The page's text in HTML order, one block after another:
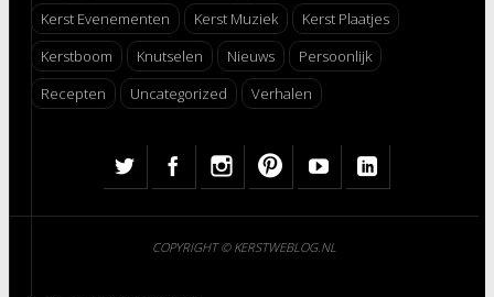
Kerst Evenementen
Kerst Muziek
Kerst Plaatjes
Kerstboom
Knutselen Nieuws
Persoonlijk
Recepten
Uncategorized Verhalen
COPYRIGHT © KERSTWEBLOG.NL